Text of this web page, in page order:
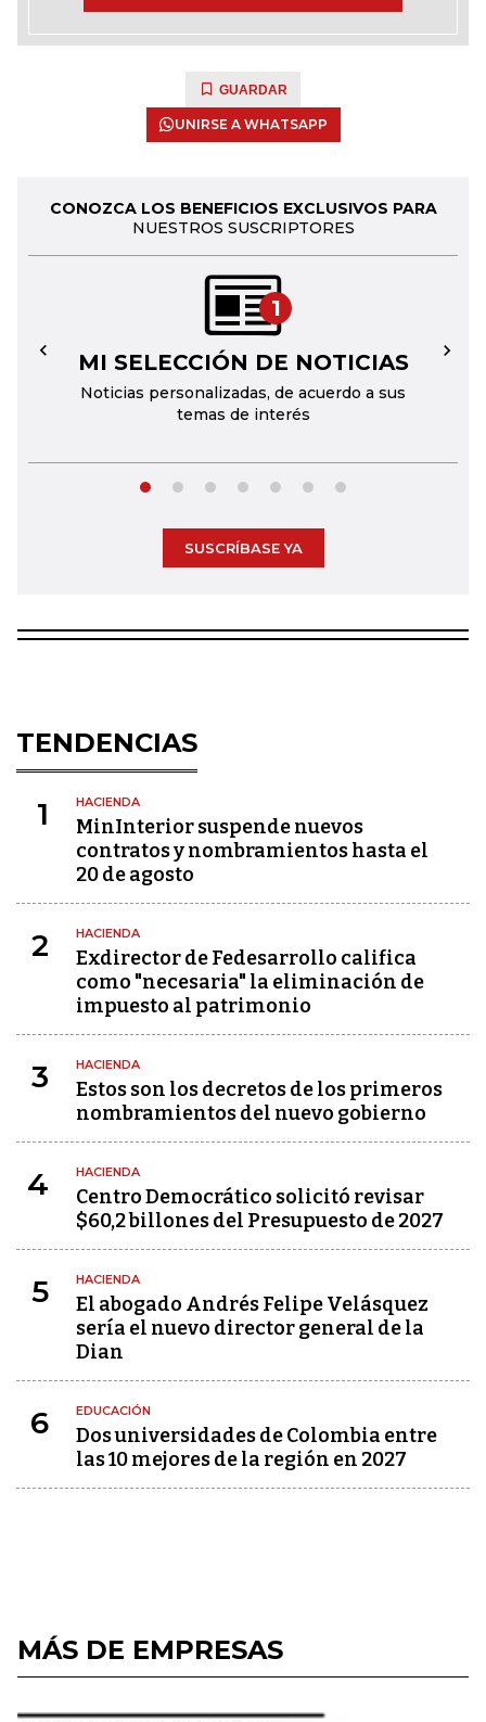
GUARDAR
UNIRSE A WHATSAPP
CONOZCA LOS BENEFICIOS EXCLUSIVOS PARA
NUESTROS SUSCRIPTORES
1
MI SELECCIÓN DE NOTICIAS
Noticias personalizadas, de acuerdo a sus
temas de interés
← →
SUSCRÍBASE YA
TENDENCIAS
1 HACIENDA
MinInterior suspende nuevos
contratos y nombramientos hasta el
20 de agosto
2 HACIENDA
Exdirector de Fedesarrollo califica
como "necesaria" la eliminación de
impuesto al patrimonio
3 HACIENDA
Estos son los decretos de los primeros
nombramientos del nuevo gobierno
4 HACIENDA
Centro Democrático solicitó revisar
$60,2 billones del Presupuesto de 2027
5 HACIENDA
El abogado Andrés Felipe Velásquez
sería el nuevo director general de la
Dian
6 EDUCACIÓN
Dos universidades de Colombia entre
las 10 mejores de la región en 2027
MÁS DE EMPRESAS